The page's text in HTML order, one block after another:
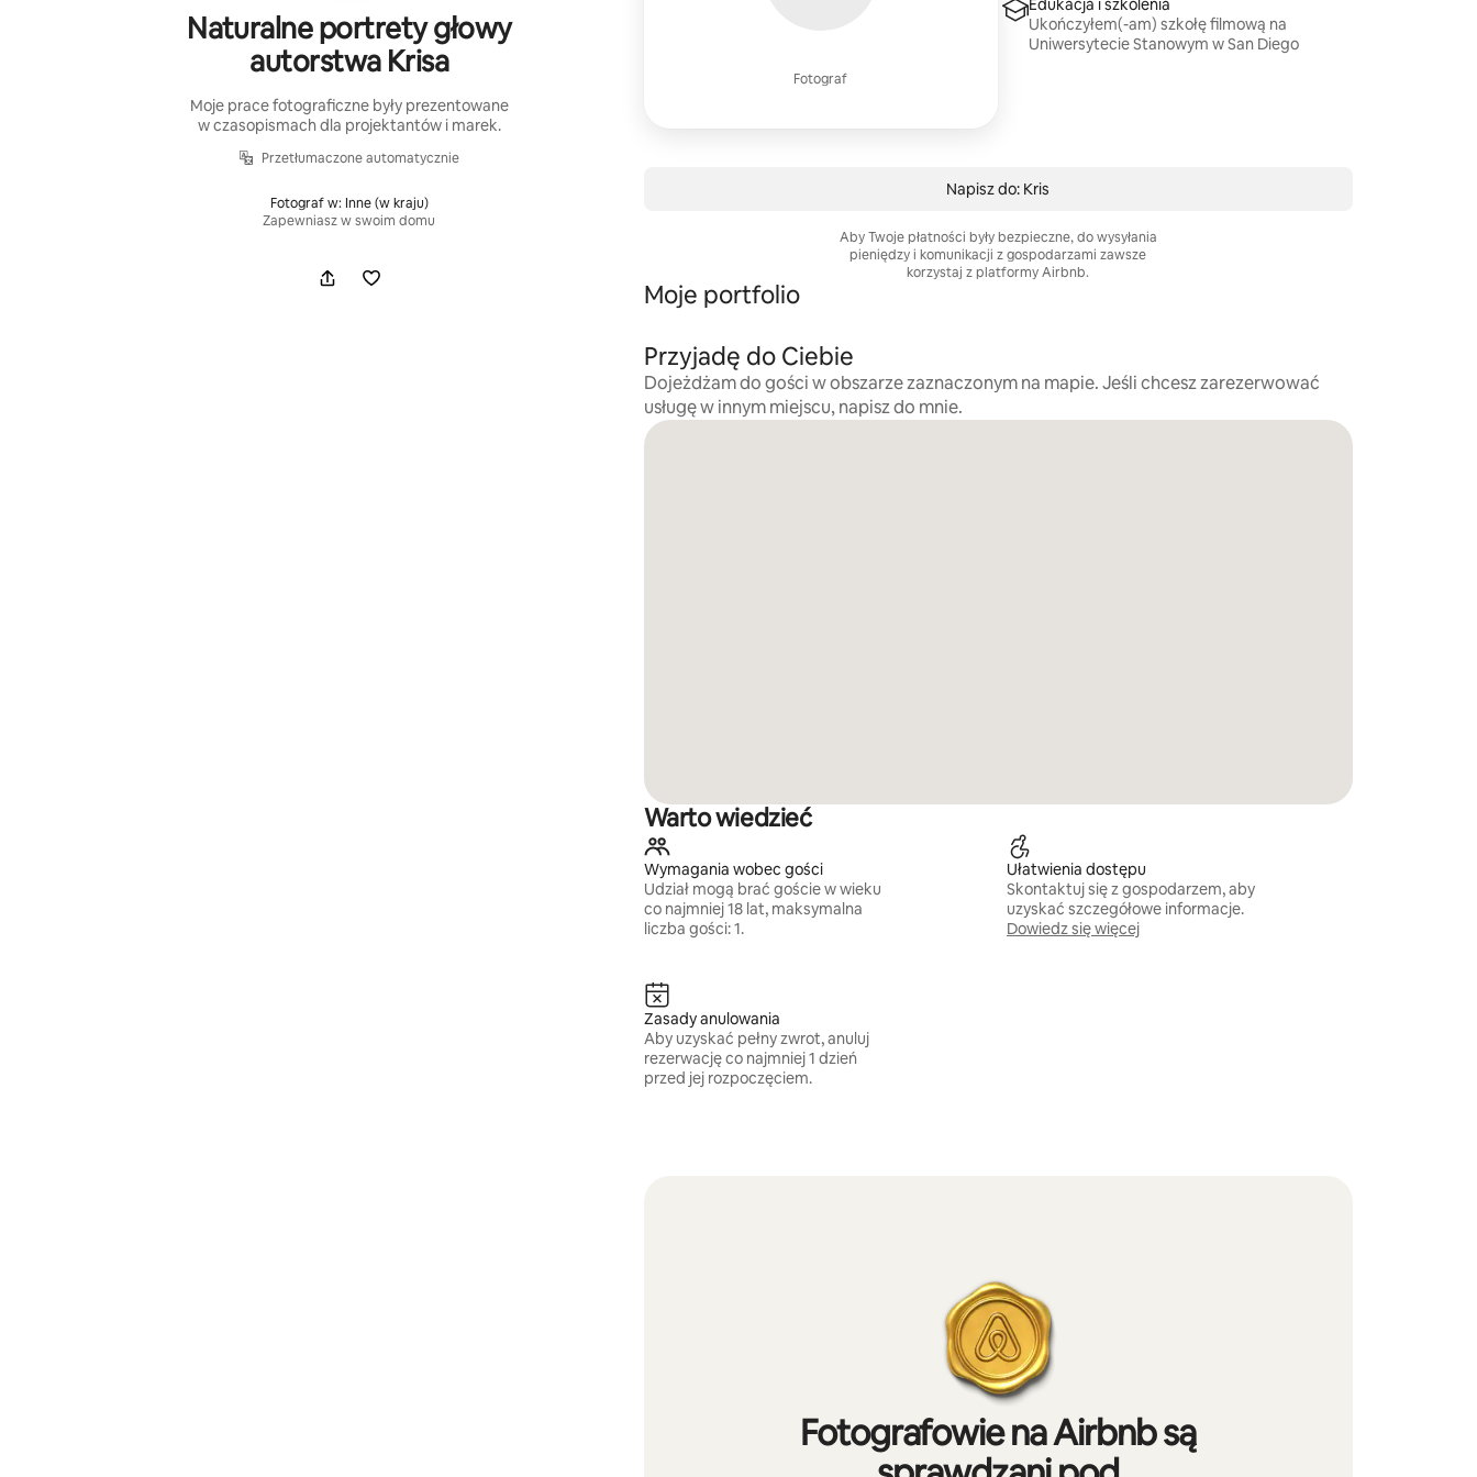
Naturalne portrety głowy
autorstwa Krisa
Moje prace fotograficzne były prezentowane
w czasopismach dla projektantów i marek.
Przetłumaczone automatycznie
Fotograf w: Inne (w kraju)
Zapewniasz w swoim domu
Fotograf
Edukacja i szkolenia
Ukończyłem(-am) szkołę filmową na
Uniwersytecie Stanowym w San Diego
Napisz do: Kris
Aby Twoje płatności były bezpieczne, do wysyłania
pieniędzy i komunikacji z gospodarzami zawsze
korzystaj z platformy Airbnb.
Moje portfolio
Przyjadę do Ciebie
Dojeżdżam do gości w obszarze zaznaczonym na mapie. Jeśli chcesz zarezerwować
usługę w innym miejscu, napisz do mnie.
Warto wiedzieć
Wymagania wobec gości
Udział mogą brać goście w wieku
co najmniej 18 lat, maksymalna
liczba gości: 1.
Ułatwienia dostępu
Skontaktuj się z gospodarzem, aby
uzyskać szczegółowe informacje.
Dowiedz się więcej
Zasady anulowania
Aby uzyskać pełny zwrot, anuluj
rezerwację co najmniej 1 dzień
przed jej rozpoczęciem.
Fotografowie na Airbnb są